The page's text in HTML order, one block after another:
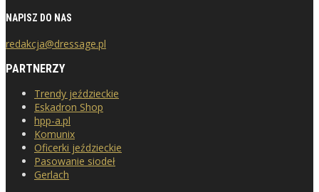
NAPISZ DO NAS
redakcja@dressage.pl
PARTNERZY
Trendy jeździeckie
Eskadron Shop
hpp-a.pl
Komunix
Oficerki jeździeckie
Pasowanie siodeł
Gerlach